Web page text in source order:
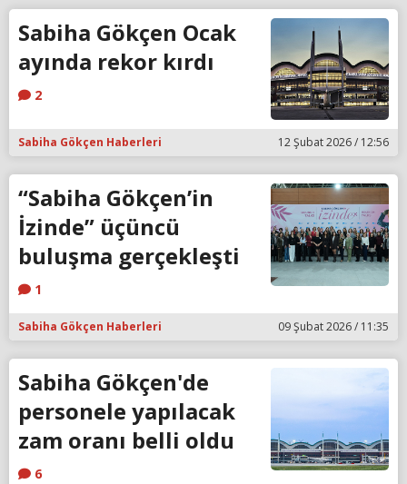
Sabiha Gökçen Ocak
ayında rekor kırdı
2
Sabiha Gökçen Haberleri 12 Şubat 2026 / 12:56
“Sabiha Gökçen’in
İzinde” üçüncü
buluşma gerçekleşti
1
Sabiha Gökçen Haberleri 09 Şubat 2026 / 11:35
Sabiha Gökçen'de
personele yapılacak
zam oranı belli oldu
6